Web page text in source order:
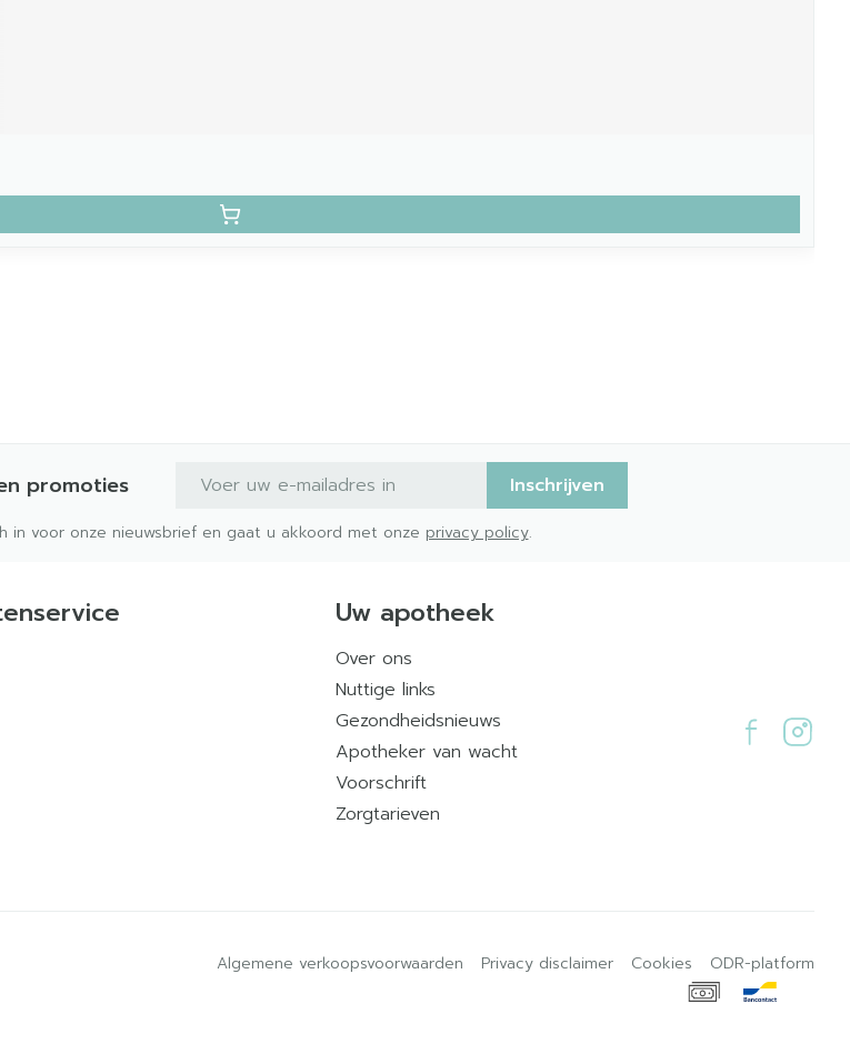
promoties E-mail adres Inschrijven
in voor onze nieuwsbrief en gaat u akkoord met onze privacy policy.
Uw apotheek
Over ons
Nuttige links
Gezondheidsnieuws
Apotheker van wacht
Voorschrift
Zorgtarieven
Algemene verkoopsvoorwaarden Privacy disclaimer Cookies ODR-platform